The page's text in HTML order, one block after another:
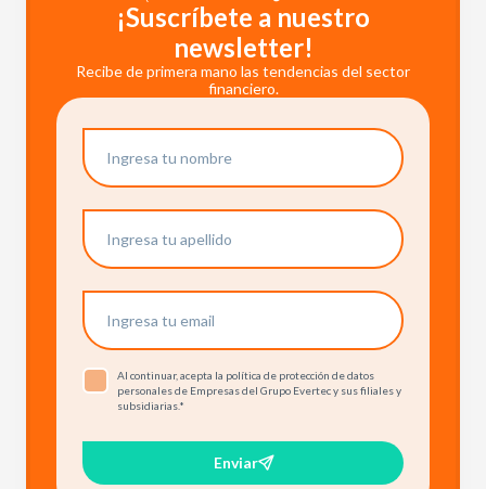
¡Suscríbete a nuestro
newsletter!
Recibe de primera mano las tendencias del sector
financiero.
Al continuar, acepta la política de protección de datos
personales de Empresas del Grupo Evertec y sus filiales y
subsidiarias.*
Enviar